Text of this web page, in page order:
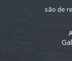
são de